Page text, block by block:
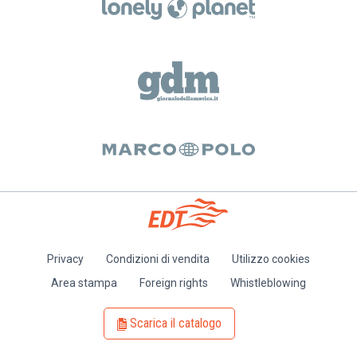
Privacy Condizioni di vendita
Utilizzo cookies
Area stampa
Foreign rights Whistleblowing
Scarica il catalogo